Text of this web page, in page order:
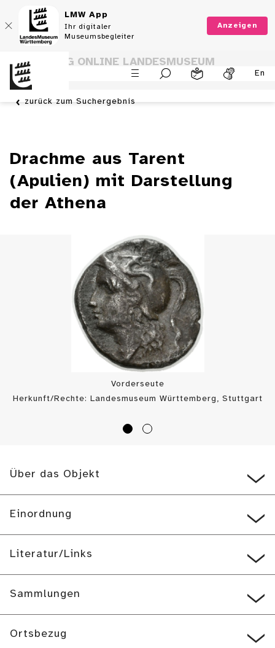
LMW App
Ihr digitaler
Museumsbegleiter
Anzeigen
En
SAMMLUNG ONLINE LANDESMUSEUM
WÜRTTEMBERG
zurück zum Suchergebnis
Drachme aus Tarent
(Apulien) mit Darstellung
der Athena
Vorderseute
Herkunft/Rechte: Landesmuseum Württemberg, Stuttgart
Über das Objekt
Einordnung
Literatur/Links
Sammlungen
Ortsbezug